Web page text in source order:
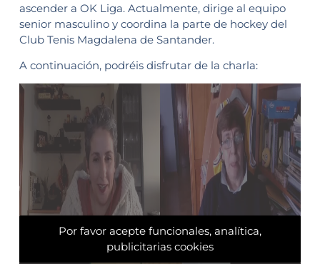
ascender a OK Liga. Actualmente, dirige al equipo
senior masculino y coordina la parte de hockey del
Club Tenis Magdalena de Santander.
A continuación, podréis disfrutar de la charla:
Por favor acepte funcionales, analítica,
publicitarias cookies